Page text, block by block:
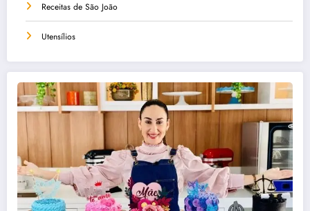
Receitas de São João
Utensílios